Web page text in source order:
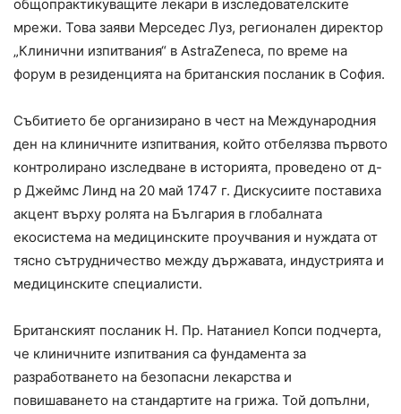
общопрактикуващите лекари в изследователските
мрежи. Това заяви Мерседес Луз, регионален директор
„Клинични изпитвания“ в AstraZeneca, по време на
форум в резиденцията на британския посланик в София.
Събитието бе организирано в чест на Международния
ден на клиничните изпитвания, който отбелязва първото
контролирано изследване в историята, проведено от д-
р Джеймс Линд на 20 май 1747 г. Дискусиите поставиха
акцент върху ролята на България в глобалната
екосистема на медицинските проучвания и нуждата от
тясно сътрудничество между държавата, индустрията и
медицинските специалисти.
Британският посланик Н. Пр. Натаниел Копси подчерта,
че клиничните изпитвания са фундамента за
разработването на безопасни лекарства и
повишаването на стандартите на грижа. Той допълни,